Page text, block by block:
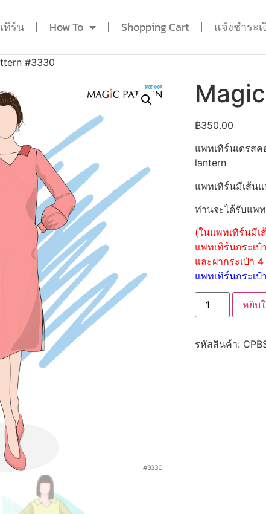
ทิร์น How To Shopping Cart แจ้งชำระเ
#3330
฿350.00
แพทเทิร์นเดรส
lantern
แพทเทิร์นมีเส้นแ
ท่านจะได้รับแพท
(ในแพทเทิร์นมีเ
แพทเทิร์นกระเ
และฝากระเป๋า
แพทเทิร์นกระเป๋
หยิบ
รหัสสินค้า: